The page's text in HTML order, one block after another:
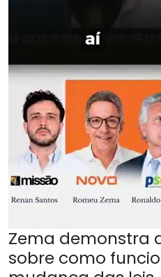
Zema demonstra
sobre como